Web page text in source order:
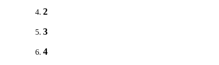
2
3
4